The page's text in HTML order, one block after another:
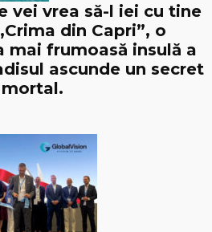
vei vrea să-l iei cu tine
din Capri”, o
mai frumoasă insulă a
ascunde un secret
mortal.